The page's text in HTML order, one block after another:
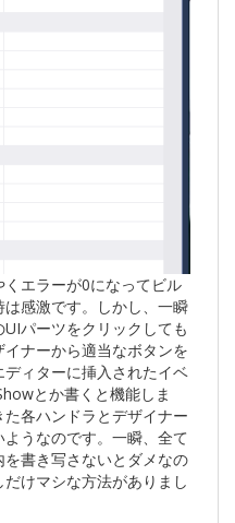
エラーが0になってビル
は感激です。しかし、一瞬
パーツをクリックしても
ナーから適当なボタンを
ィターに挿入されたイベ
とか書くと機能しま
各ハンドラとデザイナー
ようなのです。一瞬、全て
書き写さないとダメなの
けマシな方法がありまし